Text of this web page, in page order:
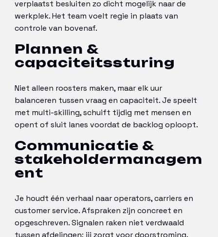
verplaatst besluiten zo dicht mogelijk naar de
werkplek. Het team voelt regie in plaats van
controle van bovenaf.
Plannen &
capaciteitssturing
Niet alleen roosters maken, maar elk uur
balanceren tussen vraag en capaciteit. Je speelt
met multi-skilling, schuift tijdig met mensen en
opent of sluit lanes voordat de backlog oploopt.
Communicatie &
stakeholdermanagem
ent
Je houdt één verhaal naar operators, carriers en
customer service. Afspraken zijn concreet en
opgeschreven. Signalen raken niet verdwaald
tussen afdelingen; jij zorgt voor doorstroming.